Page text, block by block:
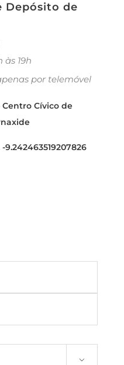
Depósito de
às 19h
por telemóvel
Centro Cívico de
9.242463519207826
